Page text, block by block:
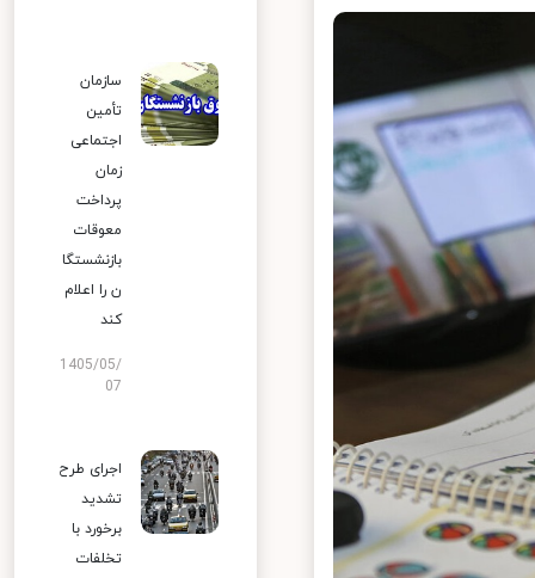
سازمان
تأمین
اجتماعی
زمان
پرداخت
معوقات
بازنشستگا
ن را اعلام
کند
1405/05/
07
اجرای طرح
تشدید
برخورد با
تخلفات